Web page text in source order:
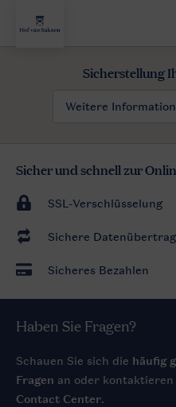
Sicherstellung
Weitere
Sicher und schnell zur
SSL-Verschlüsselung
Sichere
Sicheres Bezahlen
Haben Sie Fragen?
Schauen Sie sich die häufig
Fragen an oder kontaktieren
Contact Center.